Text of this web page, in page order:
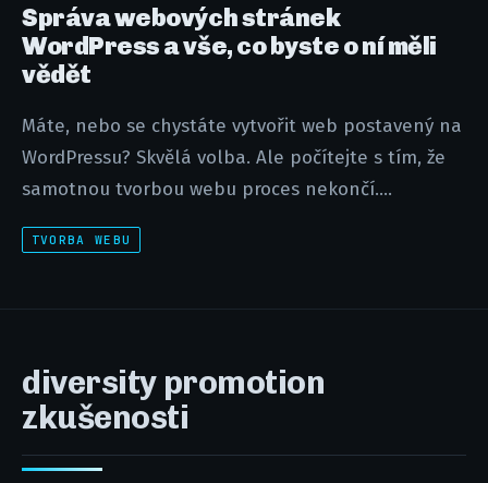
Správa webových stránek
WordPress a vše, co byste o ní měli
vědět
Máte, nebo se chystáte vytvořit web postavený na
WordPressu? Skvělá volba. Ale počítejte s tím, že
samotnou tvorbou webu proces nekončí....
TVORBA WEBU
diversity promotion
zkušenosti